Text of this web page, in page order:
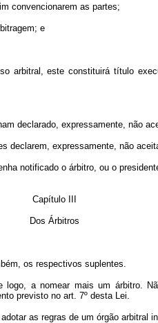
convencionarem as partes;
e
arbitral, este constituirá título
declarado, expressamente, não
declarem, expressamente, não
notificado o árbitro, ou o
Capítulo III
Dos Árbitros
os respectivos suplentes.
a nomear mais um árbitro.
previsto no art. 7º desta Lei.
as regras de um órgão arbitral